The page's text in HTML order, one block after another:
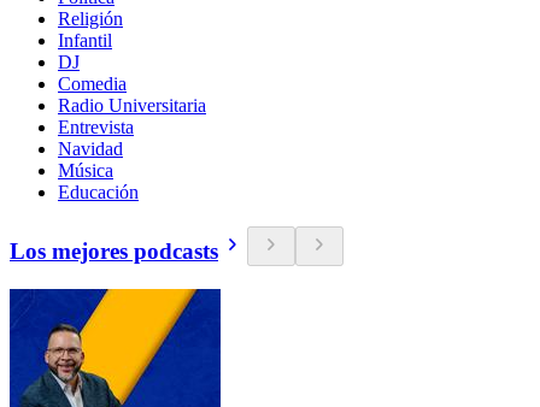
Religión
Infantil
DJ
Comedia
Radio Universitaria
Entrevista
Navidad
Música
Educación
Los mejores podcasts